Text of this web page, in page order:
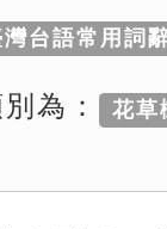
台語常用詞
別為： 花草